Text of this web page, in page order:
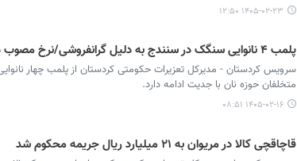
۱۴۰۵-۰۲-۲۳ ۱۲:۵۰
پلمب ۴ نانوایی سنگک در سنندج به دلیل گرانفروشی/نرخ مصوب ۲۵ هزار تومان اعلام شد
سرویس کردستان - مدیرکل تعزیرات حکومتی کردستان از پلمب چهار
متخلفان حوزه نان با جدیت ادامه دارد.
۱۴۰۵-۰۲-۱۶ ۰۸:۵۱
قاچاقچی کالا در مریوان به ۲۱ میلیارد ریال جریمه محکوم شد